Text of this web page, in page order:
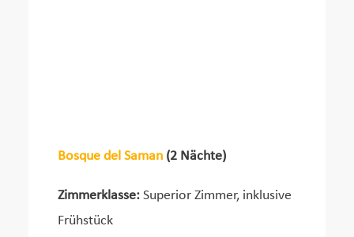
Bosque del Saman (2 Nächte)
Zimmerklasse:Superior Zimmer, inklusive
Frühstück